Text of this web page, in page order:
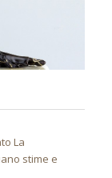
La
stime e